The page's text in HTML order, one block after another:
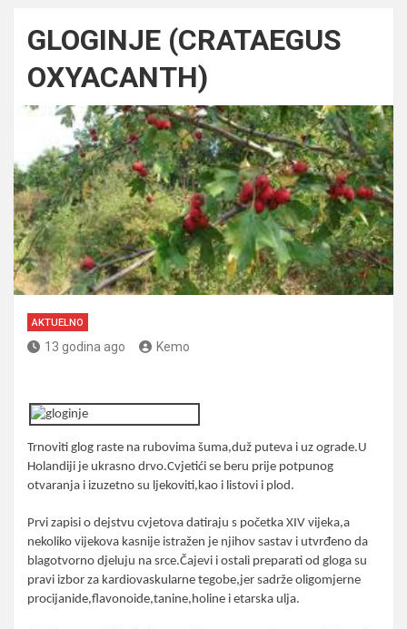
GLOGINJE (CRATAEGUS
OXYACANTH)
AKTUELNO
13 godina ago Kemo
Trnoviti glog raste na rubovima šuma,duž puteva i uz ograde.U
Holandiji je ukrasno drvo.Cvjetići se beru prije potpunog
otvaranja i izuzetno su ljekoviti,kao i listovi i plod.
Prvi zapisi o dejstvu cvjetova datiraju s početka XIV vijeka,a
nekoliko vijekova kasnije istražen je njihov sastav i utvrđeno da
blagotvorno djeluju na srce.Čajevi i ostali preparati od gloga su
pravi izbor za kardiovaskularne tegobe,jer sadrže oligomjerne
procijanide,flavonoide,tanine,holine i etarska ulja.